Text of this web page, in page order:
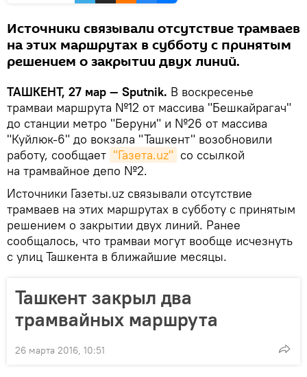
Источники связывали отсутствие трамваев
на этих маршрутах в субботу с принятым
решением о закрытии двух линий.
ТАШКЕНТ, 27 мар — Sputnik. В воскресенье
трамваи маршрута №12 от массива "Бешкайрагач"
до станции метро "Беруни" и №26 от массива
"Куйлюк-6" до вокзала "Ташкент" возобновили
работу, сообщает "Газета.uz" со ссылкой
на трамвайное депо №2.
Источники Газеты.uz связывали отсутствие
трамваев на этих маршрутах в субботу с принятым
решением о закрытии двух линий. Ранее
сообщалось, что трамваи могут вообще исчезнуть
с улиц Ташкента в ближайшие месяцы.
Ташкент закрыл два
трамвайных маршрута
26 марта 2016, 10:51